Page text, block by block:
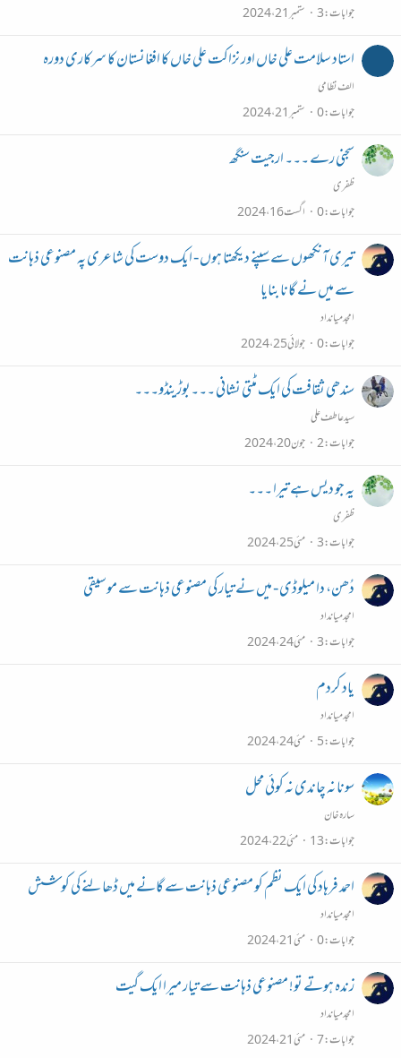
جوابات 3 ستمبر 21، 2024
استاد سلامت علی خاں اور نزاکت علی خاں کا افغانستان کا سرکاری دورہ
الف نظامی
جوابات 0 ستمبر 21، 2024
سجنی رے ۔۔۔ ارجیت سنگھ
ظفری
جوابات 0 اگست 16، 2024
تیری آنکھوں سے سپنے دیکھتا ہوں - ایک دوست کی شاعری پہ مصنوعی ذہانت
سے میں نے گانا بنایا
امجد میانداد
جوابات 0 جولائی 25، 2024
سندھی ثقافت کی ایک مٹتی نشانی ۔۔۔بوڑینڈو۔۔۔
سید عاطف علی
جوابات 2 جون 20، 2024
یہ جو دیس ہے تیرا ۔۔۔
ظفری
جوابات 3 مئی 25، 2024
دُھن، دا میلوڈی - میں نے تیار کی مصنوعی ذہانت سے موسیقی
امجد میانداد
جوابات 3 مئی 24، 2024
یاد کردم
امجد میانداد
جوابات 5 مئی 24، 2024
سونا نہ چاندی نہ کوئی محل
سارہ خان
جوابات 13 مئی 22، 2024
احمد فرہاد کی ایک نظم کو مصنوعی ذہانت سے گانے میں ڈھالنے کی کوشش
امجد میانداد
جوابات 0 مئی 21، 2024
زندہ ہوتے تو! مصنوعی ذہانت سے تیار میرا ایک گیت
امجد میانداد
جوابات 7 مئی 21، 2024